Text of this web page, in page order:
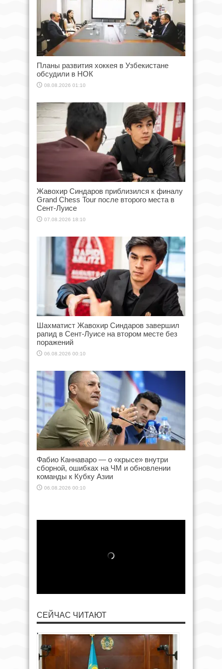
Планы развития хоккея в Узбекистане
обсудили в НОК
08.08.2026 01:10
Жавохир Синдаров приблизился к финалу
Grand Chess Tour после второго места в
Сент-Луисе
07.08.2026 18:10
Шахматист Жавохир Синдаров завершил
рапид в Сент-Луисе на втором месте без
поражений
06.08.2026 00:10
Фабио Каннаваро — о «крысе» внутри
сборной, ошибках на ЧМ и обновлении
команды к Кубку Азии
06.08.2026 00:10
СЕЙЧАС ЧИТАЮТ